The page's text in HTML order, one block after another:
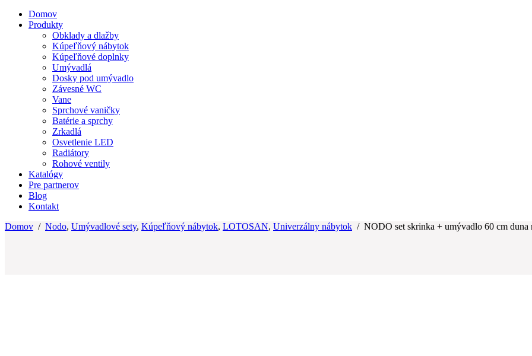
Domov
Produkty
Obklady a dlažby
Kúpeľňový nábytok
Kúpeľňové doplnky
Umývadlá
Dosky pod umývadlo
Závesné WC
Vane
Sprchové vaničky
Batérie a sprchy
Zrkadlá
Osvetlenie LED
Radiátory
Rohové ventily
Katalógy
Pre partnerov
Blog
Kontakt
Domov / Nodo, Umývadlové sety, Kúpeľňový nábytok, LOTOSAN, Univerzálny nábytok / NODO set skrinka + umývadlo 60 cm duna